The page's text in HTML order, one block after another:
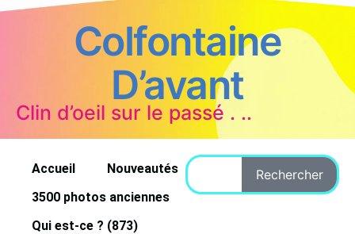
Colfontaine
D’avant
Clin d’oeil sur le passé . ..
Accueil
Nouveautés
3500 photos anciennes
Qui est-ce ? (873)
Rechercher